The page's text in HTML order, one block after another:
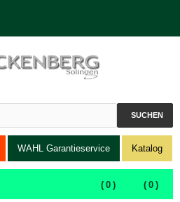
SUCHEN
WAHL Garantieservice Katalog
( 0 )
( 0 )